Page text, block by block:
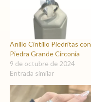
Anillo Cintillo Piedritas con
Piedra Grande Circonia
9 de octubre de 2024
Entrada similar